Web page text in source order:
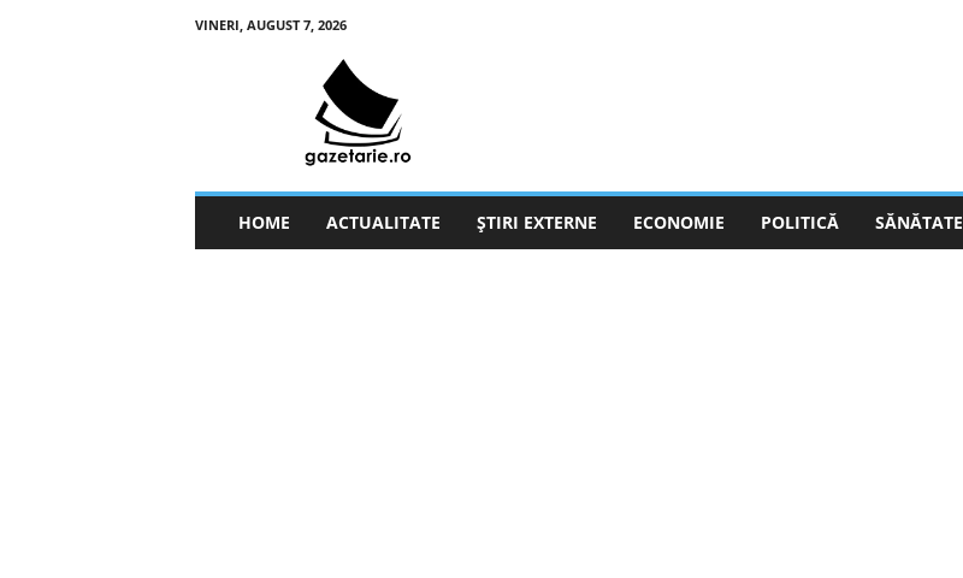
VINERI, AUGUST 7, 2026
HOME ACTUALITATE ȘTIRI EXTERNE ECONOMIE POLITICĂ SĂNĂTATE